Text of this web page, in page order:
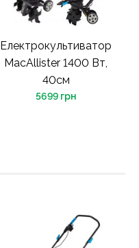
Електрокультиватор
MacAllister 1400 Вт,
40см
5699 грн